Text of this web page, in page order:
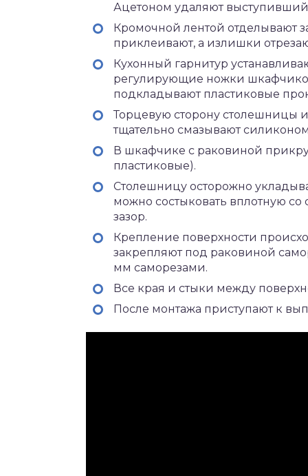
Ацетоном удаляют
Кромочной лентой отделывают
приклеивают, а излишки
Кухонный гарнитур
регулирующие ножки
подкладывают пластиковые
Торцевую сторону столешницы
тщательно смазывают
В шкафчике с раковиной
пластиковые).
Столешницу осторожно
можно состыковать вплотную
зазор.
Крепление поверхности
закрепляют под раковиной
мм саморезами.
Все края и стыки между
После монтажа приступают к